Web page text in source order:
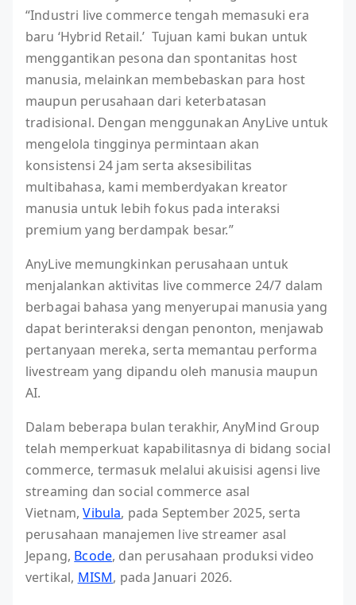
“Industri live commerce tengah memasuki era
baru ‘Hybrid Retail.’ Tujuan kami bukan untuk
menggantikan pesona dan spontanitas host
manusia, melainkan membebaskan para host
maupun perusahaan dari keterbatasan
tradisional. Dengan menggunakan AnyLive untuk
mengelola tingginya permintaan akan
konsistensi 24 jam serta aksesibilitas
multibahasa, kami memberdyakan kreator
manusia untuk lebih fokus pada interaksi
premium yang berdampak besar.”
AnyLive memungkinkan perusahaan untuk
menjalankan aktivitas live commerce 24/7 dalam
berbagai bahasa yang menyerupai manusia yang
dapat berinteraksi dengan penonton, menjawab
pertanyaan mereka, serta memantau performa
livestream yang dipandu oleh manusia maupun
AI.
Dalam beberapa bulan terakhir, AnyMind Group
telah memperkuat kapabilitasnya di bidang social
commerce, termasuk melalui akuisisi agensi live
streaming dan social commerce asal
Vietnam,Vibula, pada September 2025, serta
perusahaan manajemen live streamer asal
Jepang, Bcode, dan perusahaan produksi video
vertikal, MISM, pada Januari 2026.